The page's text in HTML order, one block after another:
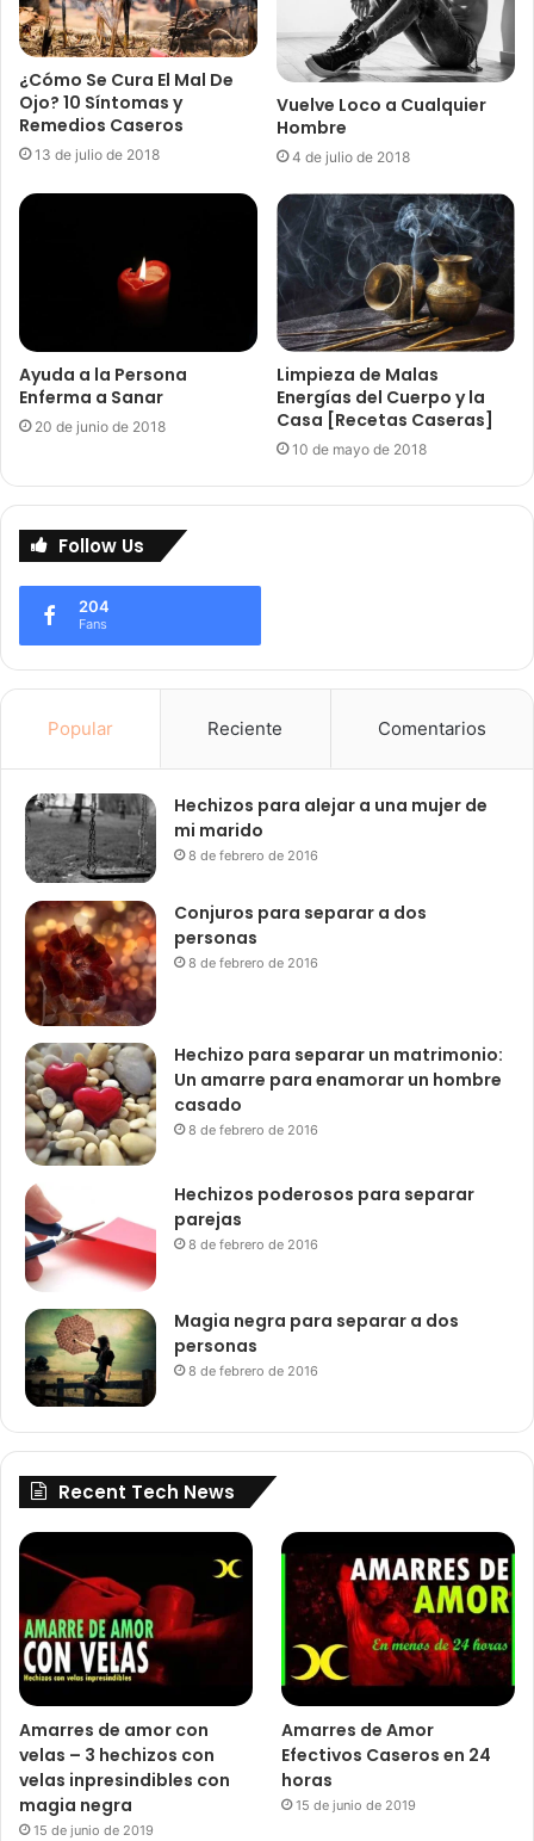
¿Cómo Se Cura El Mal De
Ojo? 10 Síntomas y
Remedios Caseros
13 de julio de 2018
Vuelve Loco a Cualquier
Hombre
4 de julio de 2018
Ayuda a la Persona
Enferma a Sanar
20 de junio de 2018
Limpieza de Malas
Energías del Cuerpo y la
Casa [Recetas Caseras]
10 de mayo de 2018
Follow Us
204
Fans
Popular Reciente Comentarios
Hechizos para alejar a una mujer de
mi marido
8 de febrero de 2016
Conjuros para separar a dos
personas
8 de febrero de 2016
Hechizo para separar un matrimonio:
Un amarre para enamorar un hombre
casado
8 de febrero de 2016
Hechizos poderosos para separar
parejas
8 de febrero de 2016
Magia negra para separar a dos
personas
8 de febrero de 2016
Recent Tech News
Amarres de amor con
velas – 3 hechizos con
velas inpresindibles con
magia negra
15 de junio de 2019
Amarres de Amor
Efectivos Caseros en 24
horas
15 de junio de 2019